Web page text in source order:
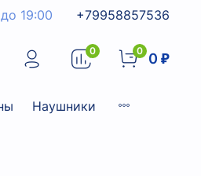
19:00 +79958857536
0 0 0 ₽
Наушники